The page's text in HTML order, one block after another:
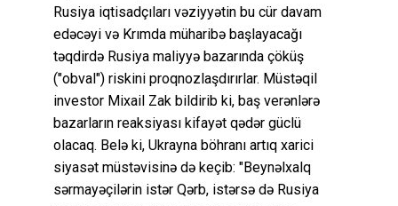
Rusiya iqtisadçıları vəziyyətin bu cür davam
edəcəyi və Krımda müharibə başlayacağı
təqdirdə Rusiya maliyyə bazarında çöküş
("obval") riskini proqnozlaşdırırlar. Müstəqil
investor Mixail Zak bildirib ki, baş verənlərə
bazarların reaksiyası kifayət qədər güclü
olacaq. Belə ki, Ukrayna böhranı artıq xarici
siyasət müstəvisinə də keçib: "Beynəlxalq
sərmayəçilərin istər Qərb, istərsə də Rusiya